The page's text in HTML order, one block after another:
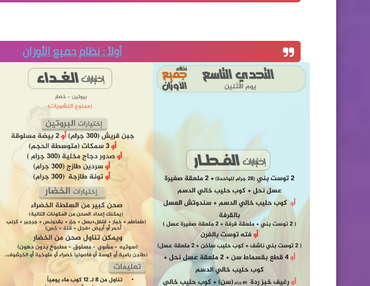
أولاً : نظام جميع الأوزان